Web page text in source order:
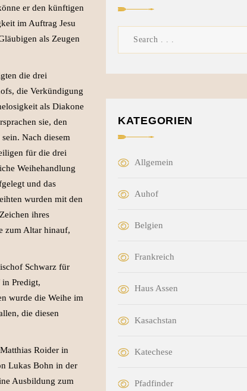
er den künftigen
im Auftrag Jesu
als Zeugen
die drei
die Verkündigung
als Diakone
sie, den
Nach diesem
für die drei
Weihehandlung
und das
wurden mit den
ihres
zum Altar hinauf,
Schwarz für
in Predigt,
wurde die Weihe im
die diesen
Roider in
Lukas Bohn in der
Ausbildung zum
KATEGORIEN
Allgemein
Auhof
Belgien
Frankreich
Haus Assen
Kasachstan
Katechese
Pfadfinder